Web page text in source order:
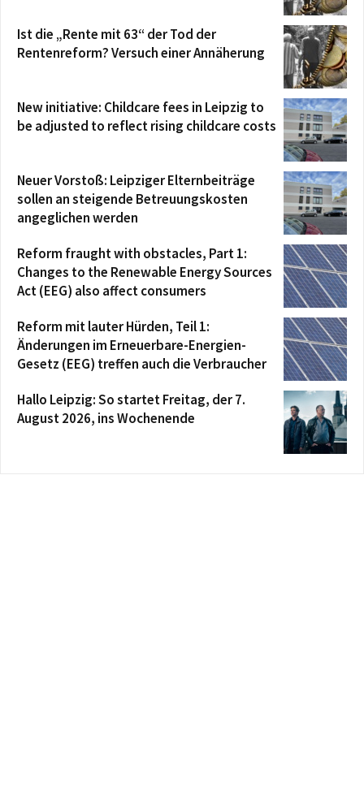
Ist die „Rente mit 63“ der Tod der
Rentenreform? Versuch einer Annäherung
New initiative: Childcare fees in Leipzig to
be adjusted to reflect rising childcare costs
Neuer Vorstoß: Leipziger Elternbeiträge
sollen an steigende Betreuungskosten
angeglichen werden
Reform fraught with obstacles, Part 1:
Changes to the Renewable Energy Sources
Act (EEG) also affect consumers
Reform mit lauter Hürden, Teil 1:
Änderungen im Erneuerbare-Energien-
Gesetz (EEG) treffen auch die Verbraucher
Hallo Leipzig: So startet Freitag, der 7.
August 2026, ins Wochenende